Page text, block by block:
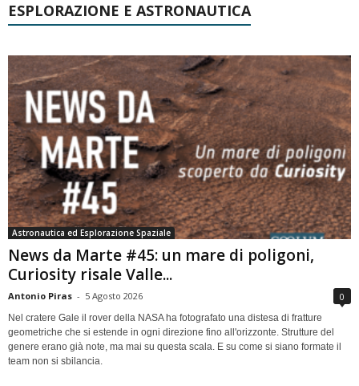
ESPLORAZIONE E ASTRONAUTICA
Astronautica ed Esplorazione Spaziale
News da Marte #45: un mare di poligoni,
Curiosity risale Valle...
Antonio Piras - 5 Agosto 2026 0
Nel cratere Gale il rover della NASA ha fotografato una distesa di fratture
geometriche che si estende in ogni direzione fino all'orizzonte. Strutture del
genere erano già note, ma mai su questa scala. E su come si siano formate il
team non si sbilancia.